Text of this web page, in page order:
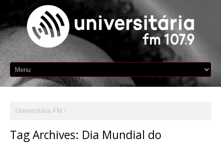
Universitária FM
Tag Archives: Dia Mundial do